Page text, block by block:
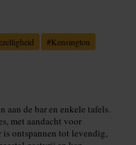
#Kensington
aan de bar en enkele tafels.
met aandacht voor
is ontspannen tot levendig,